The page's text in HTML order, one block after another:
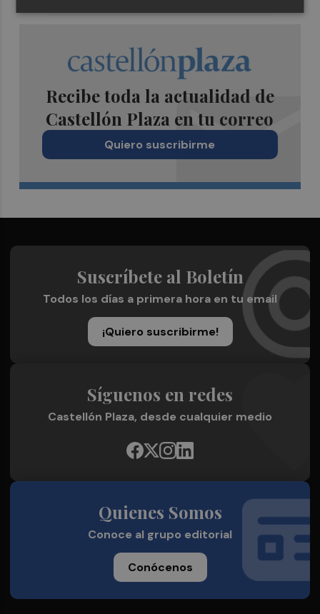
Recibe toda la actualidad de
Castellón Plaza en tu correo
Quiero suscribirme
Suscríbete al Boletín
Todos los días a primera hora en tu email
¡Quiero suscribirme!
Síguenos en redes
Castellón Plaza, desde cualquier medio
Quienes Somos
Conoce al grupo editorial
Conócenos